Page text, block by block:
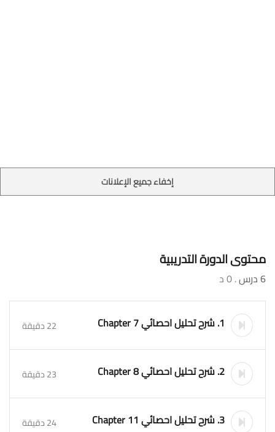
إخفاء جميع الإعلانات
محتوى الدورة التدريبية
6 درس . 0 د
1. شرح تحليل احصائي Chapter 7 22 دقيقة
2. شرح تحليل احصائي Chapter 8 23 دقيقة
3. شرح تحليل احصائي Chapter 11 24 دقيقة